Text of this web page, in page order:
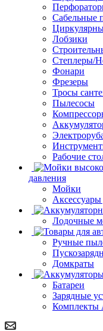
Сабельные
Лобзики
Степлеры/
Фонари
Фрезеры
Тросы
Пылесосы
Рабочие
давления
Мойки
Лодочные
Ручные
Домкраты
Батареи
Зарядные